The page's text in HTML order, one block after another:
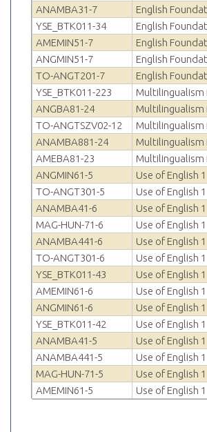
ANAMBA31-7
English
YSE_BTK011-34
English
AMEMIN51-7
English
ANGMIN51-7
English
TO-ANGT201-7
English
YSE_BTK011-223
Multilingualism
ANGBA81-24
Multilingualism
TO-ANGTSZV02-12
Multilingualism
ANAMBA881-24
Multilingualism
AMEBA81-23
Multilingualism
ANGMIN61-5
Use of English 1
TO-ANGT301-5
Use of English 1
ANAMBA41-6
Use of English 1
MAG-HUN-71-6
Use of English 1
ANAMBA441-6
Use of English 1
TO-ANGT301-6
Use of English 1
YSE_BTK011-43
Use of English 1
AMEMIN61-6
Use of English 1
ANGMIN61-6
Use of English 1
YSE_BTK011-42
Use of English 1
ANAMBA41-5
Use of English 1
ANAMBA441-5
Use of English 1
MAG-HUN-71-5
Use of English 1
AMEMIN61-5
Use of English 1